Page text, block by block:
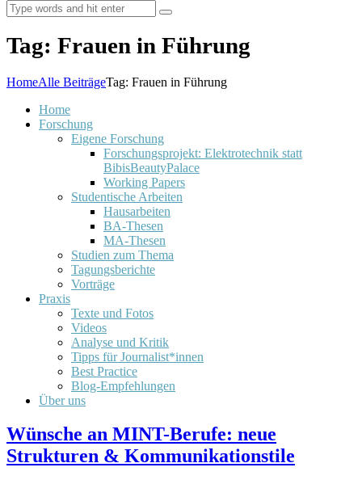
Tag: Frauen in Führung
HomeAlle BeiträgeTag: Frauen in Führung
Home
Forschung
Eigene Forschung
Forschungsprojekt: Elektrotechnik statt
BibisBeautyPalace
Working Papers
Studentische Arbeiten
Hausarbeiten
BA-Thesen
MA-Thesen
Studien zum Thema
Tagungsberichte
Vorträge
Praxis
Texte und Fotos
Videos
Analyse und Kritik
Tipps für Journalist*innen
Best Practice
Blog-Empfehlungen
Über uns
Wünsche an MINT-Berufe: neue
Strukturen & Kommunikationstile